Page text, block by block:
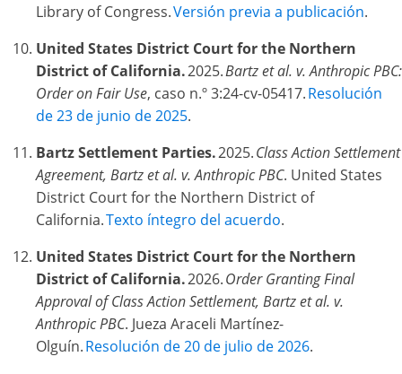
Library of Congress.Versión previa a publicación.
United States District Court for the Northern
District of California.2025.Bartz et al. v. Anthropic PBC:
Order on Fair Use, caso n.º 3:24-cv-05417.Resolución
de 23 de junio de 2025.
Bartz Settlement Parties.2025.Class Action Settlement
Agreement, Bartz et al. v. Anthropic PBC. United States
District Court for the Northern District of
California.Texto íntegro del acuerdo.
United States District Court for the Northern
District of California.2026.Order Granting Final
Approval of Class Action Settlement, Bartz et al. v.
Anthropic PBC. Jueza Araceli Martínez-
Olguín.Resolución de 20 de julio de 2026.